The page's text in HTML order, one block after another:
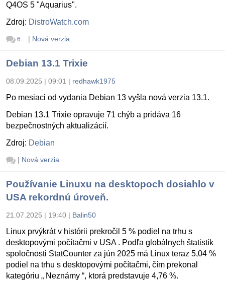
Q4OS 5 "Aquarius".
Zdroj: DistroWatch.com
6 | Nová verzia
Debian 13.1 Trixie
08.09.2025 | 09:01 | redhawk1975
Po mesiaci od vydania Debian 13 vyšla nová verzia 13.1.
Debian 13.1 Trixie opravuje 71 chýb a pridáva 16
bezpečnostných aktualizácií.
Zdroj: Debian
| Nová verzia
Používanie Linuxu na desktopoch dosiahlo v
USA rekordnú úroveň.
21.07.2025 | 19:40 | Balin50
Linux prvýkrát v histórii prekročil 5 % podiel na trhu s
desktopovými počítačmi v USA . Podľa globálnych štatistík
spoločnosti StatCounter za jún 2025 má Linux teraz 5,04 %
podiel na trhu s desktopovými počítačmi, čím prekonal
kategóriu „ Neznámy “, ktorá predstavuje 4,76 %.